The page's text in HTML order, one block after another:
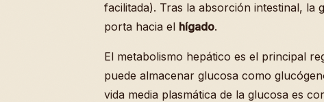
facilitada). Tras la absorción intestinal, la
porta hacia el hígado.
El metabolismo hepático es el principal
puede almacenar glucosa como
vida media plasmática de la glucosa es